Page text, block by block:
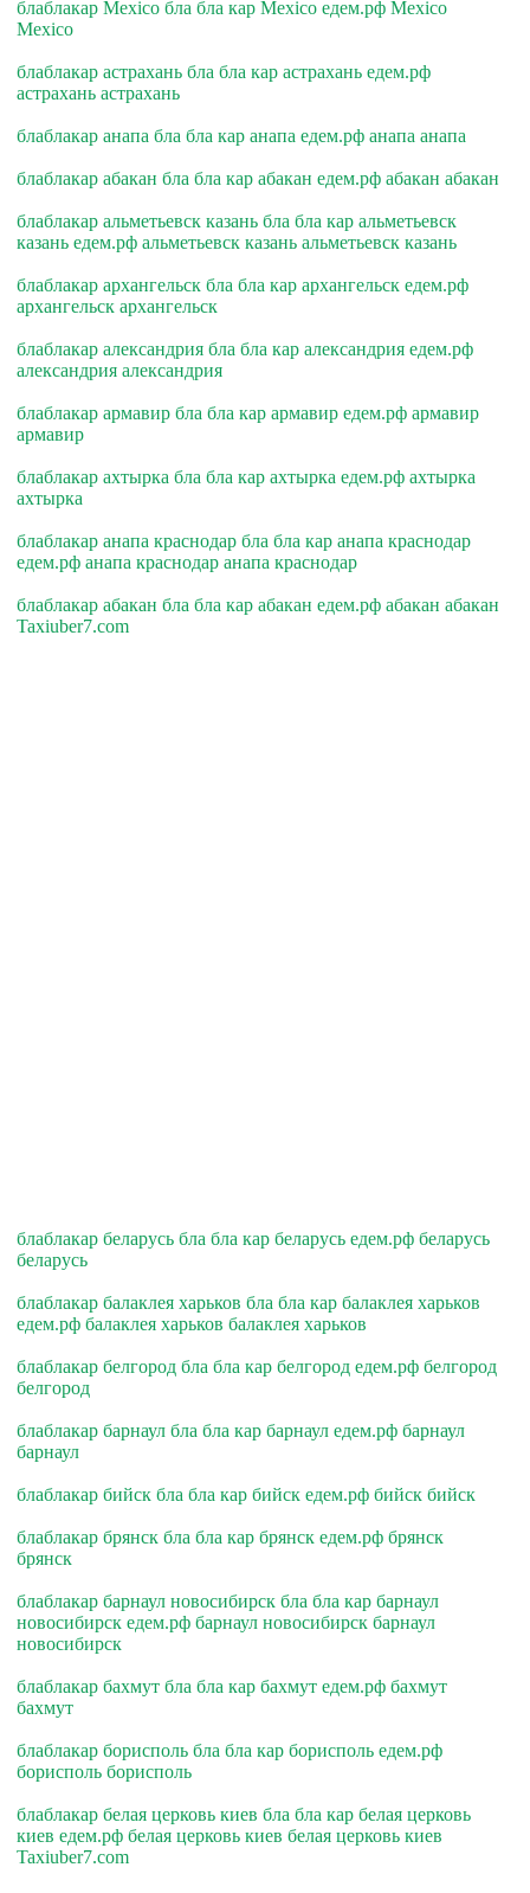
блаблакар Mexico бла бла кар Mexico едем.рф Mexico
Mexico
блаблакар астрахань бла бла кар астрахань едем.рф
астрахань астрахань
блаблакар анапа бла бла кар анапа едем.рф анапа анапа
блаблакар абакан бла бла кар абакан едем.рф абакан абакан
блаблакар альметьевск казань бла бла кар альметьевск
казань едем.рф альметьевск казань альметьевск казань
блаблакар архангельск бла бла кар архангельск едем.рф
архангельск архангельск
блаблакар александрия бла бла кар александрия едем.рф
александрия александрия
блаблакар армавир бла бла кар армавир едем.рф армавир
армавир
блаблакар ахтырка бла бла кар ахтырка едем.рф ахтырка
ахтырка
блаблакар анапа краснодар бла бла кар анапа краснодар
едем.рф анапа краснодар анапа краснодар
блаблакар абакан бла бла кар абакан едем.рф абакан абакан
Taxiuber7.com
блаблакар беларусь бла бла кар беларусь едем.рф беларусь
беларусь
блаблакар балаклея харьков бла бла кар балаклея харьков
едем.рф балаклея харьков балаклея харьков
блаблакар белгород бла бла кар белгород едем.рф белгород
белгород
блаблакар барнаул бла бла кар барнаул едем.рф барнаул
барнаул
блаблакар бийск бла бла кар бийск едем.рф бийск бийск
блаблакар брянск бла бла кар брянск едем.рф брянск
брянск
блаблакар барнаул новосибирск бла бла кар барнаул
новосибирск едем.рф барнаул новосибирск барнаул
новосибирск
блаблакар бахмут бла бла кар бахмут едем.рф бахмут
бахмут
блаблакар борисполь бла бла кар борисполь едем.рф
борисполь борисполь
блаблакар белая церковь киев бла бла кар белая церковь
киев едем.рф белая церковь киев белая церковь киев
Taxiuber7.com